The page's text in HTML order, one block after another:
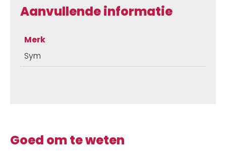
Aanvullende informatie
Merk
Sym
Goed om te weten